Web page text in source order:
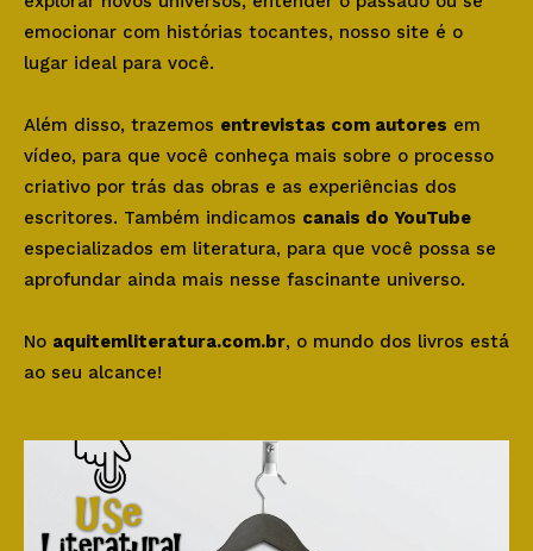
emocionar com histórias tocantes, nosso site é o
lugar ideal para você.
Além disso, trazemos entrevistas com autores em
vídeo, para que você conheça mais sobre o processo
criativo por trás das obras e as experiências dos
escritores. Também indicamos canais do YouTube
especializados em literatura, para que você possa se
aprofundar ainda mais nesse fascinante universo.
No aquitemliteratura.com.br, o mundo dos livros está
ao seu alcance!